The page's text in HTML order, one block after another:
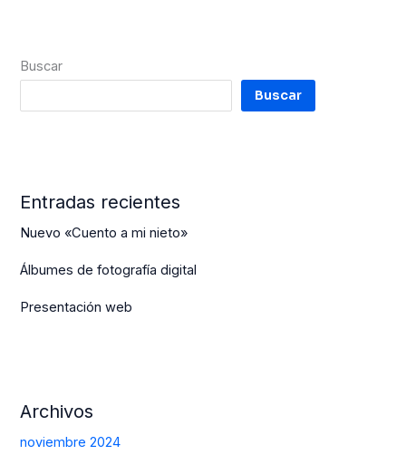
Buscar
Buscar
Entradas recientes
Nuevo «Cuento a mi nieto»
Álbumes de fotografía digital
Presentación web
Archivos
noviembre 2024